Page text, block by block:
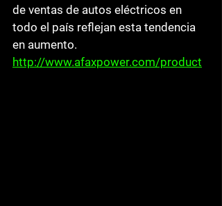
de ventas de autos eléctricos en
todo el país reflejan esta tendencia
en aumento.
http://www.afaxpower.com/product